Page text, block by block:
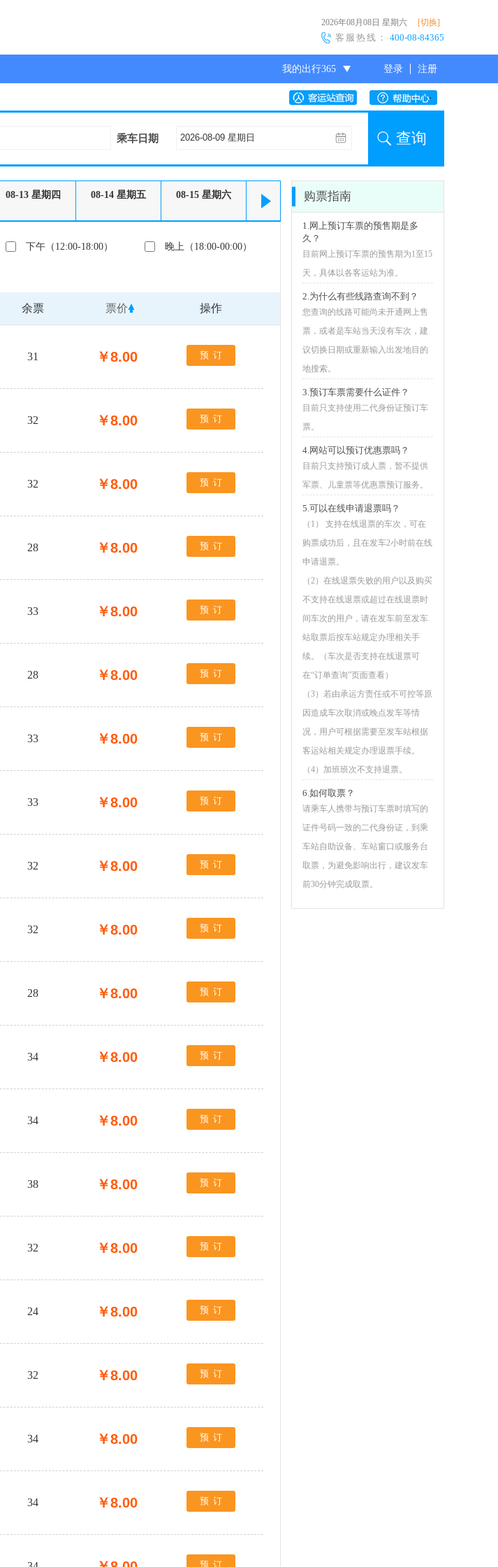
2026年08月08日 星期六 [切换]
客服热线： 400-08-84365
我的出行365 登录 注册
尊敬的会员
乘车日期 查询
08-13 星期四 08-14 星期五 08-15 星期六
下午（12:00-18:00） 晚上（18:00-00:00）
余票 票价 操作
31 ￥8.00 预订
32 ￥8.00 预订
32 ￥8.00 预订
28 ￥8.00 预订
33 ￥8.00 预订
28 ￥8.00 预订
33 ￥8.00 预订
33 ￥8.00 预订
32 ￥8.00 预订
32 ￥8.00 预订
28 ￥8.00 预订
34 ￥8.00 预订
34 ￥8.00 预订
38 ￥8.00 预订
32 ￥8.00 预订
24 ￥8.00 预订
32 ￥8.00 预订
34 ￥8.00 预订
34 ￥8.00 预订
预订
购票指南
1.网上预订车票的预售期是多
久？
目前网上预订车票的预售期为1至15
天，具体以各客运站为准。
2.为什么有些线路查询不到？
您查询的线路可能尚未开通网上售
票，或者是车站当天没有车次，建
议切换日期或重新输入出发地目的
地搜索。
3.预订车票需要什么证件？
目前只支持使用二代身份证预订车
票。
4.网站可以预订优惠票吗？
目前只支持预订成人票，暂不提供
军票、儿童票等优惠票预订服务。
5.可以在线申请退票吗？
（1） 支持在线退票的车次，可在
购票成功后，且在发车2小时前在线
申请退票。
（2）在线退票失败的用户以及购买
不支持在线退票或超过在线退票时
间车次的用户，请在发车前至发车
站取票后按车站规定办理相关手
续。（车次是否支持在线退票可
在“订单查询”页面查看）
（3）若由承运方责任或不可控等原
因造成车次取消或晚点发车等情
况，用户可根据需要至发车站根据
客运站相关规定办理退票手续。
（4）加班班次不支持退票。
6.如何取票？
请乘车人携带与预订车票时填写的
证件号码一致的二代身份证，到乘
车站自助设备、车站窗口或服务台
取票，为避免影响出行，建议发车
前30分钟完成取票。